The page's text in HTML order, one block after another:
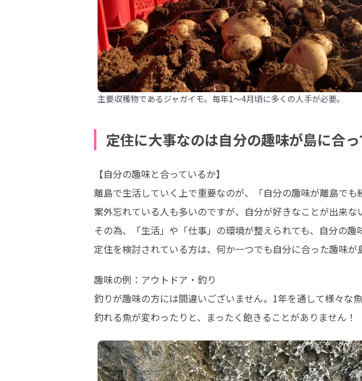
主要収穫物であるジャガイモ。毎年1～4月頃に多くの人手が必要。
定住に大事なのは自分の趣味が島に合
【自分の趣味と合っているか】
離島で生活していく上で重要なのが、「自分の趣味が離島で
案外忘れている人も多いのですが、自分が好きなことが出来
その為、「生活」や「仕事」の環境が整えられても、自分の
定住を検討されている方は、何か一つでも自分に合った趣味
趣味の例：アウトドア・釣り
釣りが趣味の方には間違いございません。1年を通して様々な
釣れる魚が変わったりと、まったく飽きることがありません！